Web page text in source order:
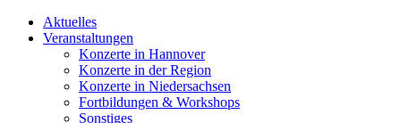
Aktuelles
Veranstaltungen
Konzerte in Hannover
Konzerte in der Region
Konzerte in Niedersachsen
Fortbildungen & Workshops
Sonstiges